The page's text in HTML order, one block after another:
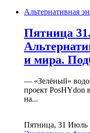
Альтернативная
Пятница
и мира.
— «Зелёный»
проект PosHYdon
на...
Пятница, 31 Июль